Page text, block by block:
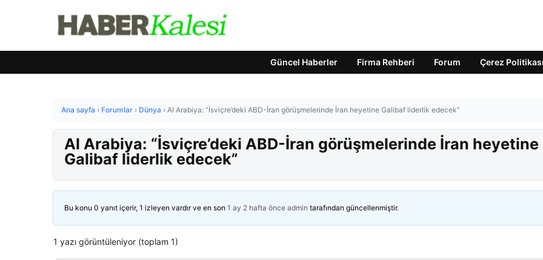
Güncel Haberler Firma Rehberi Forum Çerez Politikası
Ana sayfa › Forumlar › Dünya › Al Arabiya: “İsviçre’deki ABD-İran görüşmelerinde İran heyetine Galibaf liderlik edecek”
Al Arabiya: “İsviçre’deki ABD-İran görüşmelerinde İran heyetine
Galibaf liderlik edecek”
Bu konu 0 yanıt içerir, 1 izleyen vardır ve en son 1 ay 2 hafta önce admin tarafından güncellenmiştir.
1 yazı görüntüleniyor (toplam 1)